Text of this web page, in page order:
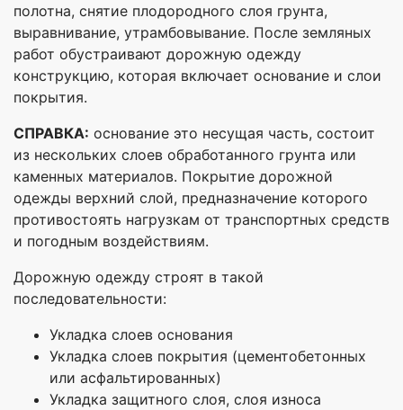
полотна, снятие плодородного слоя грунта,
выравнивание, утрамбовывание. После земляных
работ обустраивают дорожную одежду
конструкцию, которая включает основание и слои
покрытия.
СПРАВКА: основание это несущая часть, состоит
из нескольких слоев обработанного грунта или
каменных материалов. Покрытие дорожной
одежды верхний слой, предназначение которого
противостоять нагрузкам от транспортных средств
и погодным воздействиям.
Дорожную одежду строят в такой
последовательности:
Укладка слоев основания
Укладка слоев покрытия (цементобетонных
или асфальтированных)
Укладка защитного слоя, слоя износа